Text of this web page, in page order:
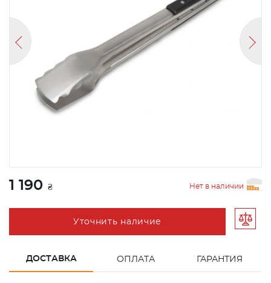
1 190 ₴ Нет в наличии
Уточнить наличие
ДОСТАВКА ОПЛАТА ГАРАНТИЯ